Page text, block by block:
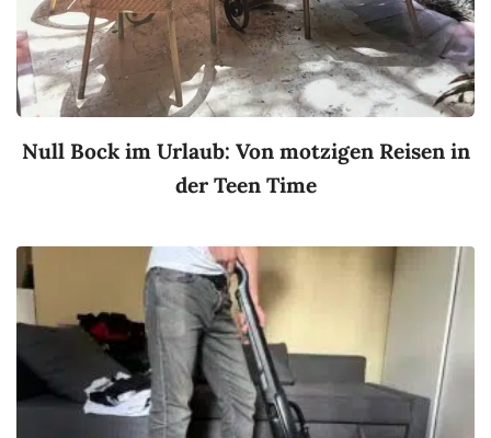
Null Bock im Urlaub: Von motzigen Reisen in
der Teen Time